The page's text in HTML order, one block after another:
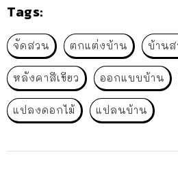
Tags:
จัดสวน ตกแต่งบ้าน บ้าน
หลังคาสีเขียว ออกแบบบ้าน
แปลงดอกไม้ แปลนบ้าน